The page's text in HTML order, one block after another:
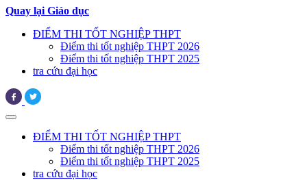
Quay lại Giáo dục
ĐIỂM THI TỐT NGHIỆP THPT
Điểm thi tốt nghiệp THPT 2026
Điểm thi tốt nghiệp THPT 2025
tra cứu đại học
ĐIỂM THI TỐT NGHIỆP THPT
Điểm thi tốt nghiệp THPT 2026
Điểm thi tốt nghiệp THPT 2025
tra cứu đại học